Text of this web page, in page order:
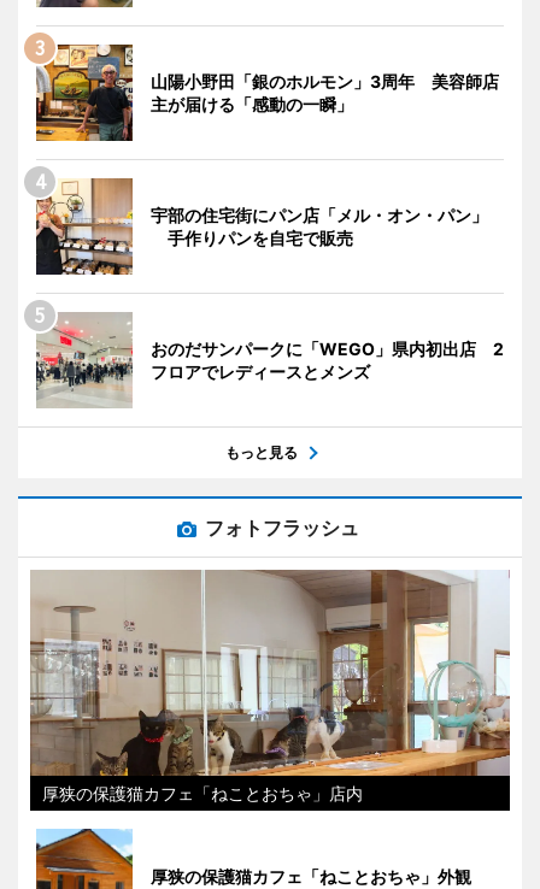
山陽小野田「銀のホルモン」3周年 美容師店
主が届ける「感動の一瞬」
宇部の住宅街にパン店「メル・オン・パン」
手作りパンを自宅で販売
おのだサンパークに「WEGO」県内初出店 2
フロアでレディースとメンズ
もっと見る
フォトフラッシュ
厚狭の保護猫カフェ「ねことおちゃ」店内
厚狭の保護猫カフェ「ねことおちゃ」外観